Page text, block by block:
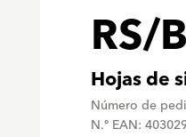
RS/
Hojas de
Número de
N.º EAN: